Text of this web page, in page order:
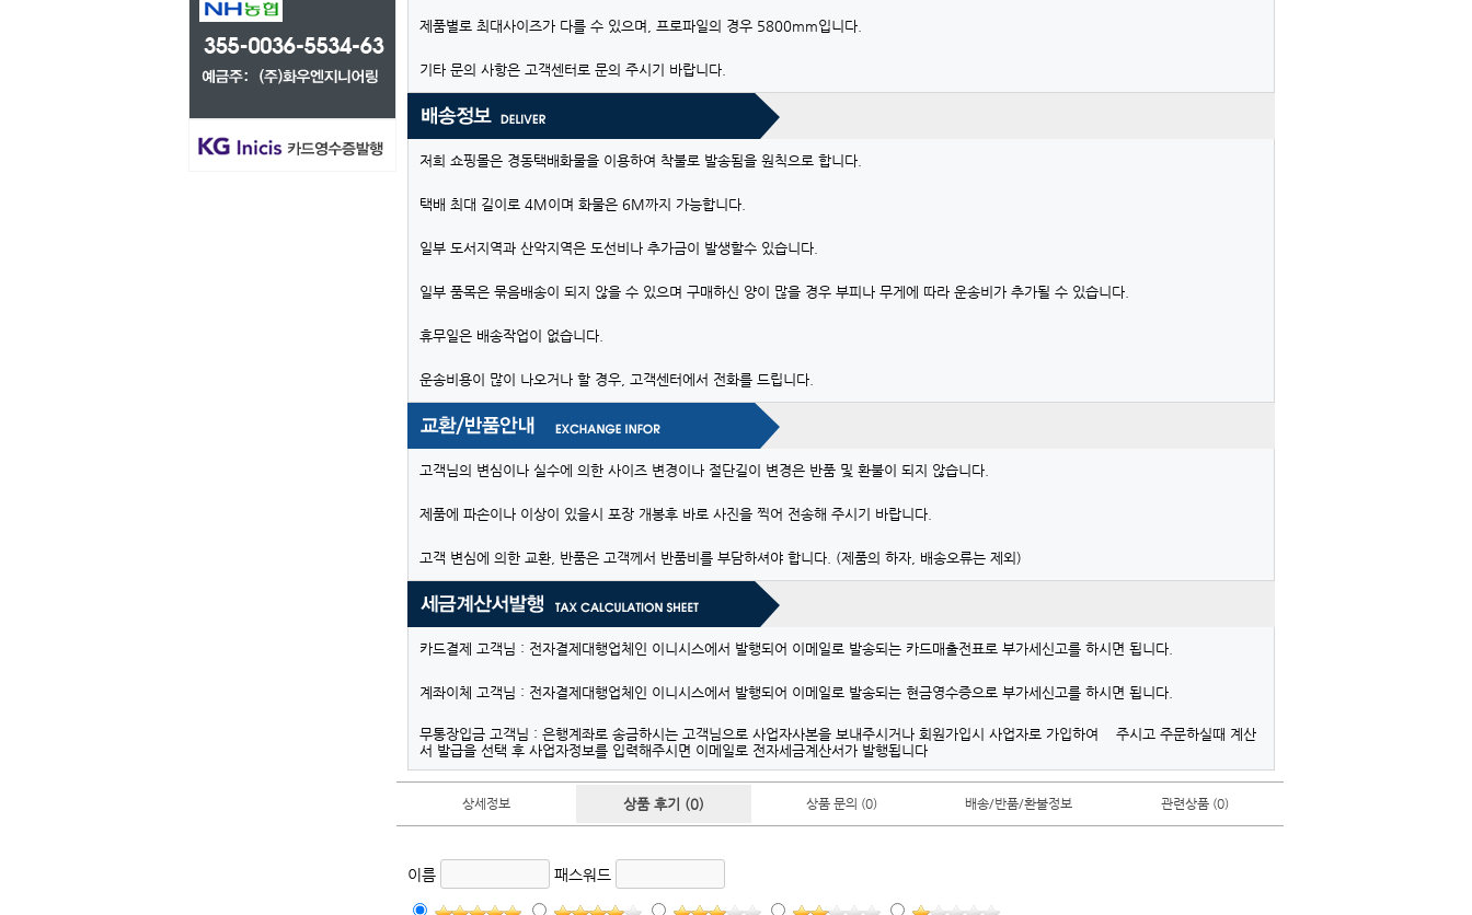
제품별로 최대사이즈가 다를 수 있으며, 프로파일의 경우 5800mm입니다.
기타 문의 사항은 고객센터로 문의 주시기 바랍니다.
저희 쇼핑몰은 경동택배화물을 이용하여 착불로 발송됨을 원칙으로 합니다.
택배 최대 길이로 4M이며 화물은 6M까지 가능합니다.
일부 도서지역과 산악지역은 도선비나 추가금이 발생할수 있습니다.
일부 품목은 묶음배송이 되지 않을 수 있으며 구매하신 양이 많을 경우 부피나 무게에 따라 운송비가 추가될 수 있습니다.
휴무일은 배송작업이 없습니다.
운송비용이 많이 나오거나 할 경우, 고객센터에서 전화를 드립니다.
고객님의 변심이나 실수에 의한 사이즈 변경이나 절단길이 변경은 반품 및 환불이 되지 않습니다.
제품에 파손이나 이상이 있을시 포장 개봉후 바로 사진을 찍어 전송해 주시기 바랍니다.
고객 변심에 의한 교환, 반품은 고객께서 반품비를 부담하셔야 합니다. (제품의 하자, 배송오류는 제외)
카드결제 고객님 : 전자결제대행업체인 이니시스에서 발행되어 이메일로 발송되는 카드매출전표로 부가세신고를 하시면 됩니다.
계좌이체 고객님 : 전자결제대행업체인 이니시스에서 발행되어 이메일로 발송되는 현금영수증으로 부가세신고를 하시면 됩니다.
무통장입금 고객님 : 은행계좌로 송금하시는 고객님으로 사업자사본을 보내주시거나 회원가입시 사업자로 가입하여 주시고 주문하실때 계산
서 발급을 선택 후 사업자정보를 입력해주시면 이메일로 전자세금계산서가 발행됩니다
상세정보 상품 후기 (0) 상품 문의 (0) 배송/반품/환불정보 관련상품 (0)
이름 패스워드